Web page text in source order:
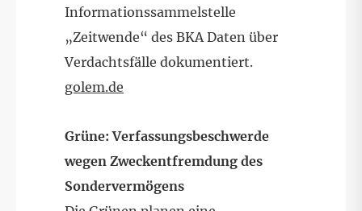
Informationssammelstelle
„Zeitwende“ des BKA Daten über
Verdachtsfälle dokumentiert.
golem.de
Grüne: Verfassungsbeschwerde
wegen Zweckentfremdung des
Sondervermögens